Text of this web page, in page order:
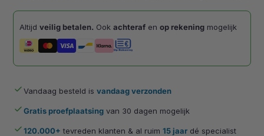
Altijdveilig betalen. Ookachteraf enop rekening mogelijk
doneVandaag besteld isvandaag verzonden
doneGratis proefplaatsing van 30 dagen mogelijk
done120.000+ tevreden klanten & al ruim15 jaar dé specialist